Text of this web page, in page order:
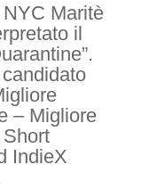
Maritè
il
– Migliore
IndieX